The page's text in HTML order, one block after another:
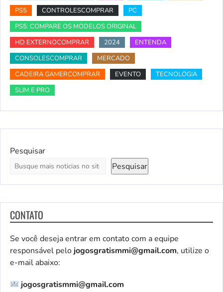
PS5
CONTROLESCOMPRAR
PC
PS5: COMPARE OS MODELOS ORIGINAL
HD EXTERNOCOMPRAR
2024
ENTENDA
CONSOLESCOMPRAR
MERCADO
CADEIRA GAMERCOMPRAR
EVENTO
TECNOLOGIA
SLIM E PRO
Pesquisar
Pesquisar
CONTATO
Se você deseja entrar em contato com a equipe
responsável pelojogosgratismmi@gmail.com, utilize o
e-mail abaixo:
jogosgratismmi@gmail.com